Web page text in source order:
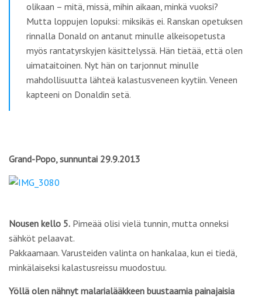
olikaan – mitä, missä, mihin aikaan, minkä vuoksi?
Mutta loppujen lopuksi: miksikäs ei. Ranskan opetuksen
rinnalla Donald on antanut minulle alkeisopetusta
myös rantatyrskyjen käsittelyssä. Hän tietää, että olen
uimataitoinen. Nyt hän on tarjonnut minulle
mahdollisuutta lähteä kalastusveneen kyytiin. Veneen
kapteeni on Donaldin setä.
Grand-Popo, sunnuntai 29.9.2013
Nousen kello 5. Pimeää olisi vielä tunnin, mutta onneksi
sähköt pelaavat.
Pakkaamaan. Varusteiden valinta on hankalaa, kun ei tiedä,
minkälaiseksi kalastusreissu muodostuu.
Yöllä olen nähnyt malarialääkkeen buustaamia painajaisia